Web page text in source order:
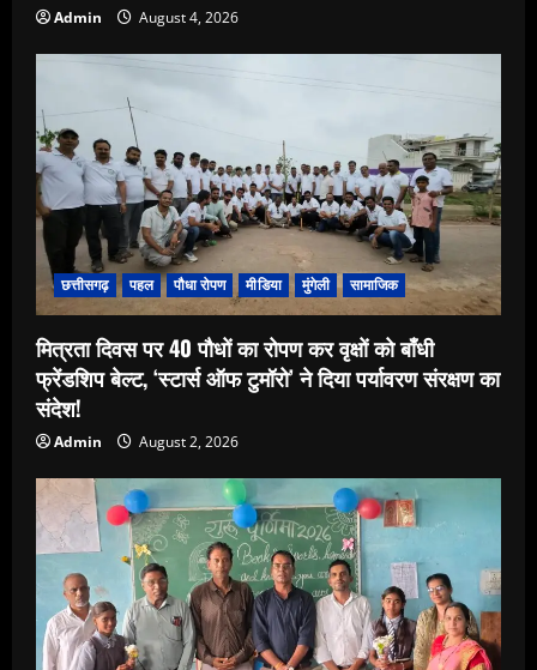
Admin August 4, 2026
छत्तीसगढ़ पहल पौधा रोपण मीडिया मुंगेली सामाजिक
मित्रता दिवस पर 40 पौधों का रोपण कर वृक्षों को बाँधी
फ्रेंडशिप बेल्ट, ‘स्टार्स ऑफ टुमॉरो’ ने दिया पर्यावरण संरक्षण का
संदेश!
Admin August 2, 2026